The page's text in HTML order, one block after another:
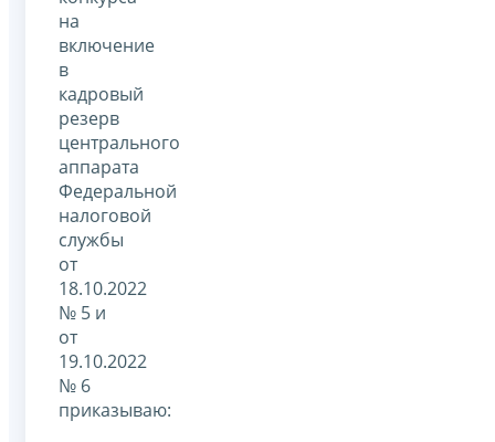
на
включение
в
кадровый
резерв
центрального
аппарата
Федеральной
налоговой
службы
от
18.10.2022
№ 5 и
от
19.10.2022
№ 6
приказываю: